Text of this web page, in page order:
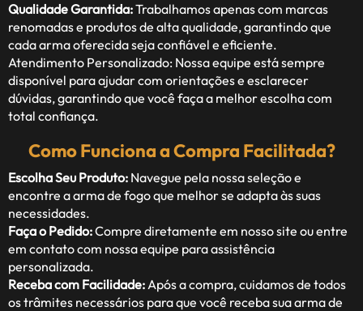
Qualidade Garantida:Trabalhamos apenas com marcas
renomadas e produtos de alta qualidade, garantindo que
cada arma oferecida seja confiável e eficiente.
Atendimento Personalizado: Nossa equipe está sempre
disponível para ajudar com orientações e esclarecer
dúvidas, garantindo que você faça a melhor escolha com
total confiança.
Como Funciona a Compra Facilitada?
Escolha Seu Produto: Navegue pela nossa seleção e
encontre a arma de fogo que melhor se adapta às suas
necessidades.
Faça o Pedido:Compre diretamente em nosso site ou entre
em contato com nossa equipe para assistência
personalizada.
Receba com Facilidade:Após a compra, cuidamos de todos
os trâmites necessários para que você receba sua arma de